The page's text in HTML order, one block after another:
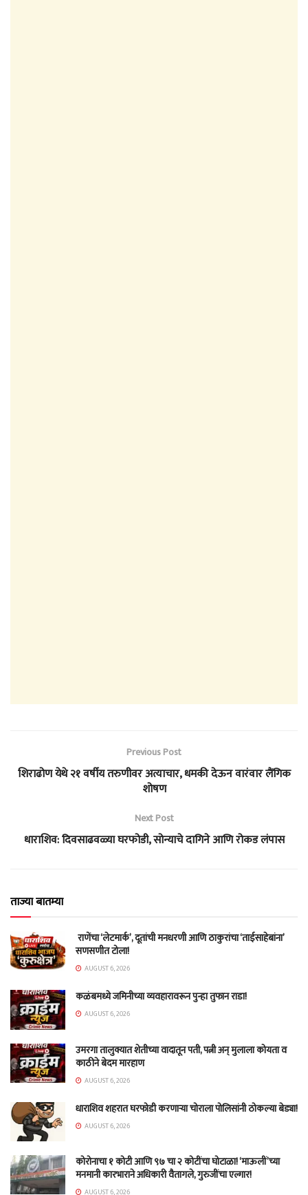
Previous Post
शिराढोण येथे २१ वर्षीय तरुणीवर अत्याचार, धमकी देऊन वारंवार लैंगिक
शोषण
Next Post
धाराशिव: दिवसाढवळ्या घरफोडी, सोन्याचे दागिने आणि रोकड लंपास
ताज्या बातम्या
राणेंचा ‘लेटमार्क’, दूतांची मनधरणी आणि ठाकुरांचा ‘ताईसाहेबांना’
सणसणीत टोला!
AUGUST 6, 2026
कळंबमध्ये जमिनीच्या व्यवहारावरून पुन्हा तुफान राडा!
AUGUST 6, 2026
उमरगा तालुक्यात शेतीच्या वादातून पती, पत्नी अन् मुलाला कोयता व
काठीने बेदम मारहाण
AUGUST 6, 2026
धाराशिव शहरात घरफोडी करणाऱ्या चोराला पोलिसांनी ठोकल्या बेड्या!
AUGUST 6, 2026
कोरोनाचा १ कोटी आणि ९७ चा २ कोटींचा घोटाळा! ‘माऊलीं’च्या
मनमानी कारभाराने अधिकारी वैतागले, गुरुजींचा एल्गार!
AUGUST 6, 2026